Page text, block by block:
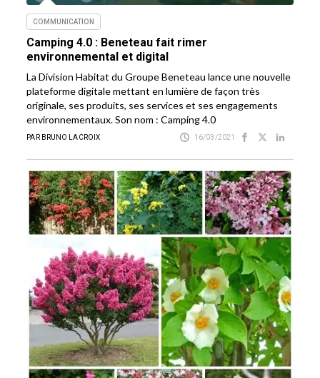
COMMUNICATION
Camping 4.0 : Beneteau fait rimer
environnemental et digital
La Division Habitat du Groupe Beneteau lance une nouvelle
plateforme digitale mettant en lumière de façon très
originale, ses produits, ses services et ses engagements
environnementaux. Son nom : Camping 4.0
PAR BRUNO LACROIX 16/03/2021